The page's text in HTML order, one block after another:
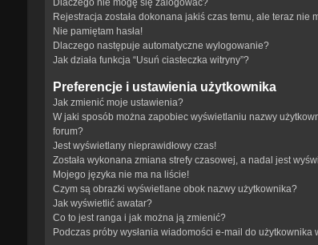
Dlaczego nie mogę się zalogować?
Rejestracja została dokonana jakiś czas temu, ale teraz nie
Nie pamiętam hasła!
Dlaczego następuje automatyczne wylogowanie?
Jak działa funkcja “Usuń ciasteczka witryny”?
Preferencje i ustawienia użytkownika
Jak zmienić moje ustawienia?
W jaki sposób można zapobiec wyświetlaniu nazwy
forum?
Jest wyświetlany nieprawidłowy czas!
Została wykonana zmiana strefy czasowej, a nadal jest
Mojego języka nie ma na liście!
Czym są obrazki wyświetlane obok nazwy użytkownika?
Jak wyświetlić awatar?
Co to jest ranga i jak można ją zmienić?
Podczas próby wysłania wiadomości e-mail do